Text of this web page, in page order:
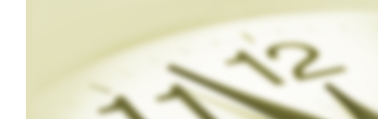
美丽校园
通知公告